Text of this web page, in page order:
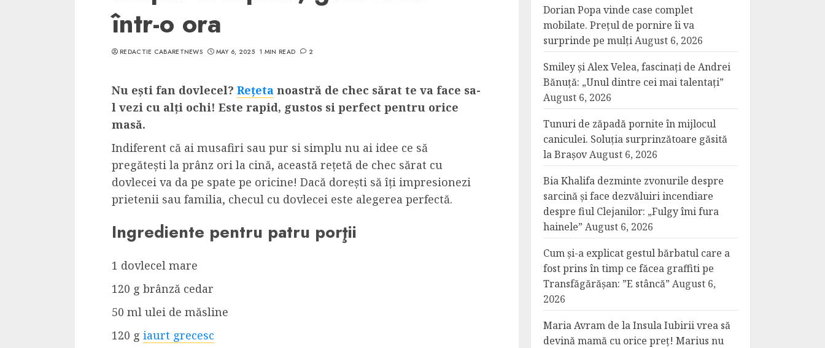
într-o ora
REDACTIE CABARETNEWS MAY 6, 2025 1 MIN READ 2
Nu ești fan dovlecel? Rețeta noastră de chec sărat te va face sa-
l vezi cu alți ochi! Este rapid, gustos si perfect pentru orice
masă.
Indiferent că ai musafiri sau pur si simplu nu ai idee ce să
pregătești la prânz ori la cină, această rețetă de chec sărat cu
dovlecei va da pe spate pe oricine! Dacă dorești să îți impresionezi
prietenii sau familia, checul cu dovlecei este alegerea perfectă.
Ingrediente pentru patru porţii
1 dovlecel mare
120 g brânză cedar
50 ml ulei de măsline
120 g iaurt grecesc
Dorian Popa vinde case complet
mobilate. Prețul de pornire îi va
surprinde pe mulțiAugust 6, 2026
Smiley și Alex Velea, fascinați de Andrei
Bănuță: „Unul dintre cei mai talentați”
August 6, 2026
Tunuri de zăpadă pornite în mijlocul
caniculei. Soluția surprinzătoare găsită
la BrașovAugust 6, 2026
Bia Khalifa dezminte zvonurile despre
sarcină și face dezvăluiri incendiare
despre fiul Clejanilor: „Fulgy îmi fura
hainele” August 6, 2026
Cum și-a explicat gestul bărbatul care a
fost prins în timp ce făcea graffiti pe
Transfăgărășan: ”E stâncă” August 6,
2026
Maria Avram de la Insula Iubirii vrea să
devină mamă cu orice preț! Marius nu